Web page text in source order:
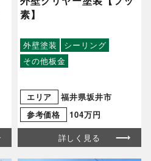
素】
外壁塗装
シーリング
その他板金
エリア
福井県坂井市
参考価格
104万円
詳しく見る